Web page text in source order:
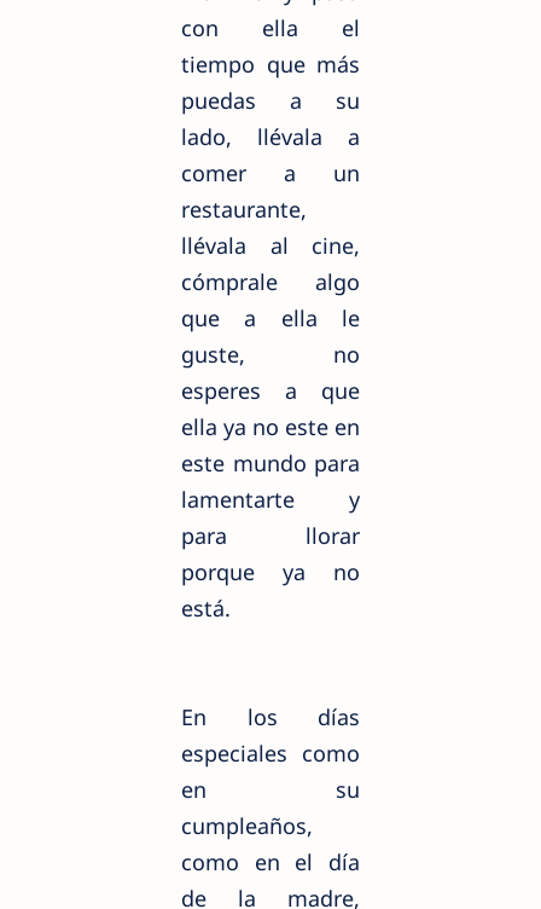
con ella el
tiempo que más
puedas a su
lado, llévala a
comer a un
restaurante,
llévala al cine,
cómprale algo
que a ella le
guste, no
esperes a que
ella ya no este en
este mundo para
lamentarte y
para llorar
porque ya no
está.
En los días
especiales como
en su
cumpleaños,
como en el día
de la madre,